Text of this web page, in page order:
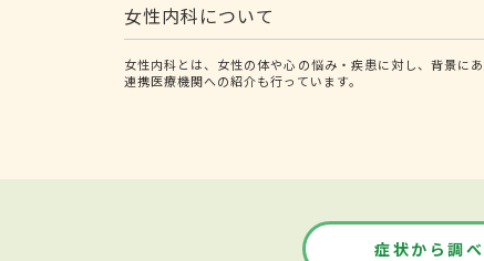
女性内科について
女性内科とは、女性の体や心の悩み・疾患に対し、背景に
連携医療機関への紹介も行っています。
症状から調